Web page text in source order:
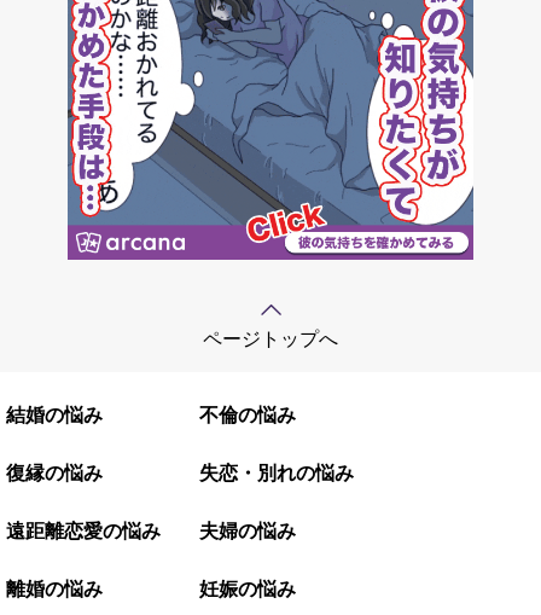
ページトップへ
結婚の悩み 不倫の悩み
復縁の悩み 失恋・別れの悩み
遠距離恋愛の悩み 夫婦の悩み
離婚の悩み 妊娠の悩み